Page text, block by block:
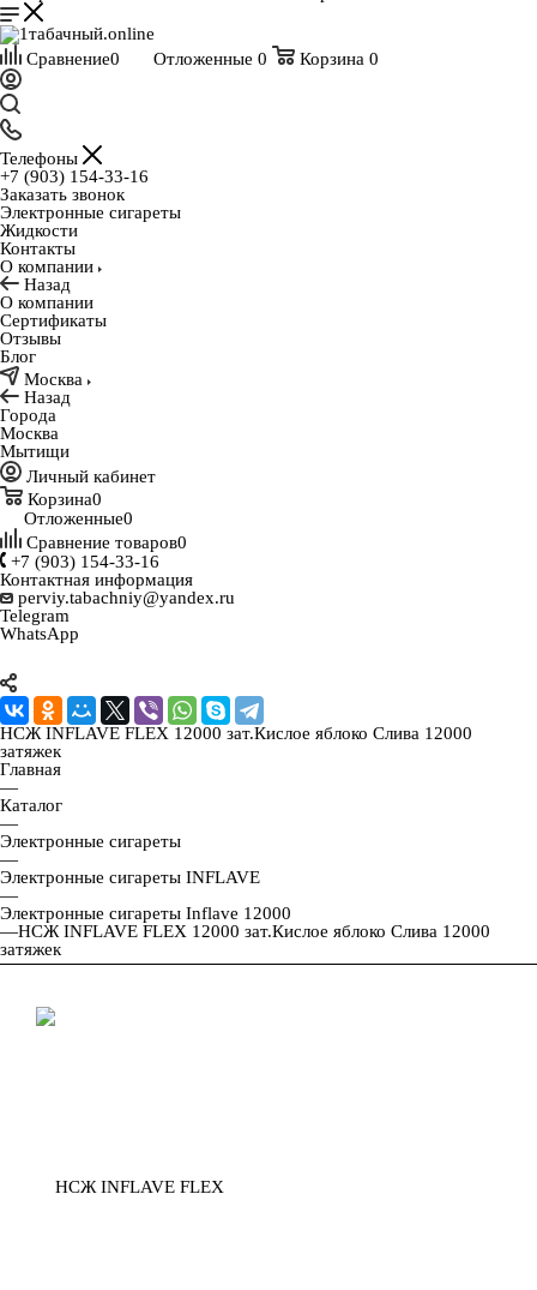
Сравнение0 Отложенные 0 Корзина 0
Телефоны
+7 (903) 154-33-16
Заказать звонок
Электронные сигареты
Жидкости
Контакты
О компании
Назад
О компании
Сертификаты
Отзывы
Блог
Москва
Назад
Города
Москва
Мытищи
Личный кабинет
Корзина0
Отложенные0
Сравнение товаров0
+7 (903) 154-33-16
Контактная информация
perviy.tabachniy@yandex.ru
Telegram
WhatsApp
НСЖ INFLAVE FLEX 12000 зат.Кислое яблоко Слива 12000
затяжек
Главная
—
Каталог
—
Электронные сигареты
—
Электронные сигареты INFLAVE
—
Электронные сигареты Inflave 12000
—НСЖ INFLAVE FLEX 12000 зат.Кислое яблоко Слива 12000
затяжек